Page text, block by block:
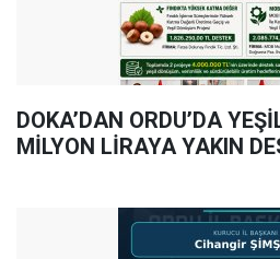
DOKA’DAN ORDU’DA
MİLYON LİRAYA YAKIN